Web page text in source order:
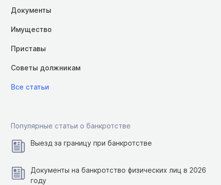
Документы
Имущество
Приставы
Советы должникам
Все статьи
Популярные статьи о банкротстве
Выезд за границу при банкротстве
Документы на банкротство физических лиц в 2026
году